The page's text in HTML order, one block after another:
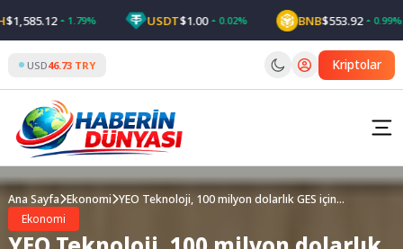
to
content
1.79% USDT$1.00 0.02% BNB$553.92 0.99%
USD46.73 TRY Kriptolar
Ana Sayfa Ekonomi YEO Teknoloji, 100 milyon dolarlık GES için
Ekonomi